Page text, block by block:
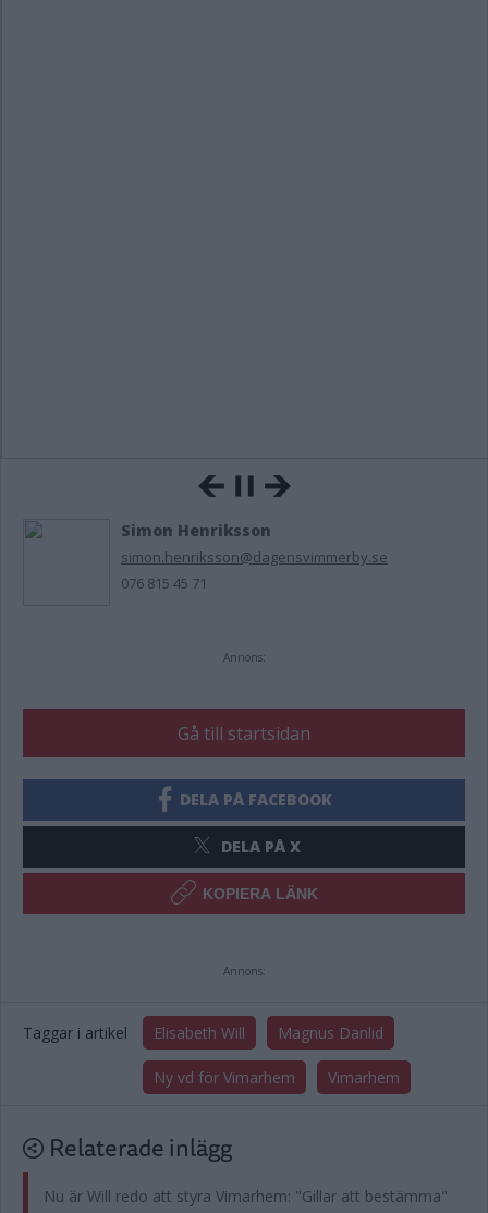
Simon Henriksson
simon.henriksson@dagensvimmerby.se
076 815 45 71
Annons:
Gå till startsidan
DELA PÅ FACEBOOK
DELA PÅ X
KOPIERA LÄNK
Annons:
Taggar i artikel Elisabeth Will Magnus Danlid
Ny vd för Vimarhem Vimarhem
Relaterade inlägg
Nu är Will redo att styra Vimarhem: "Gillar att bestämma"